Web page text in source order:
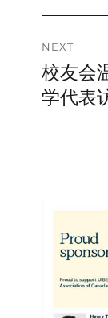
:NEXT
Next
post:
校友会
学代表